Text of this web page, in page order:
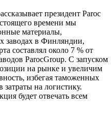
президент Paroc
времени мы
материалы,
заводах в Финляндии,
составлял около 7 % от
ParocGroup. С запуском
на рынке и увеличим
избегая таможенных
на логистику.
будет отвечать всем